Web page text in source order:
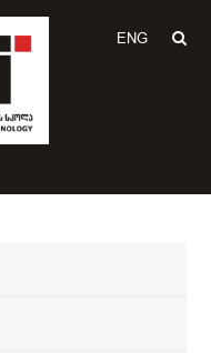
ENG